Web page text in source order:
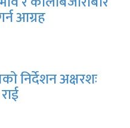
आग्रह
निर्देशन अक्षरशः